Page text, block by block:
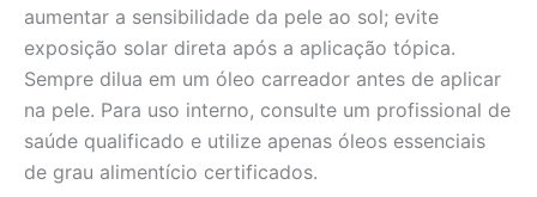
aumentar a sensibilidade da pele ao sol; evite
exposição solar direta após a aplicação tópica.
Sempre dilua em um óleo carreador antes de aplicar
na pele. Para uso interno, consulte um profissional de
saúde qualificado e utilize apenas óleos essenciais
de grau alimentício certificados.